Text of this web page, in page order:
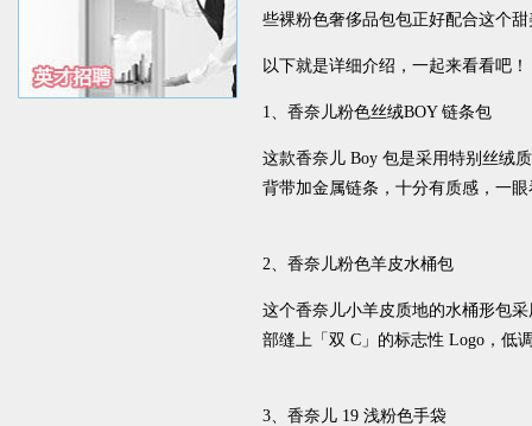
些裸粉色奢侈品包包正好配合这个
以下就是详细介绍，一起来看看吧！
1、香奈儿粉色丝绒BOY 链条包
这款香奈儿 Boy 包是采用特别丝绒
背带加金属链条，十分有质感，一
2、香奈儿粉色羊皮水桶包
这个香奈儿小羊皮质地的水桶形包
部缝上「双 C」的标志性 Logo，低
3、香奈儿 19 浅粉色手袋